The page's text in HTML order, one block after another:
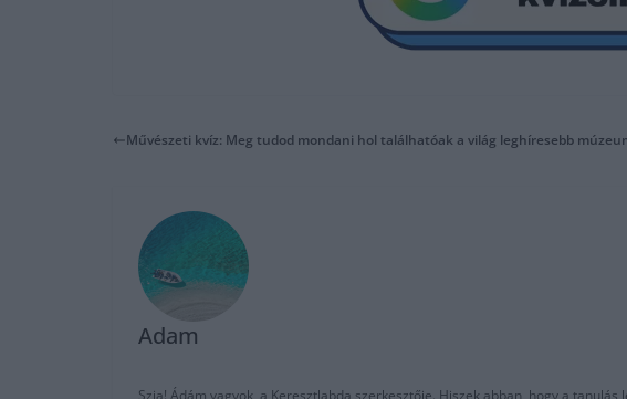
Művészeti kvíz: Meg tudod mondani hol találhatóak a világ leghíresebb
Adam